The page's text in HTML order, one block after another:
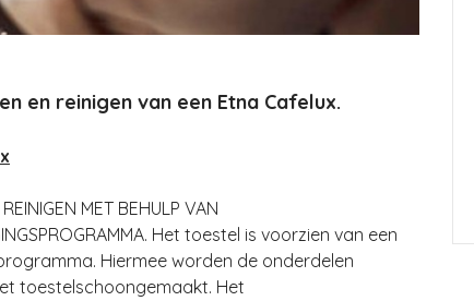
en reinigen van een Etna Cafelux.
MET BEHULP VAN
Het toestel is voorzien van een
Hiermee worden de onderdelen
toestelschoongemaakt. Het